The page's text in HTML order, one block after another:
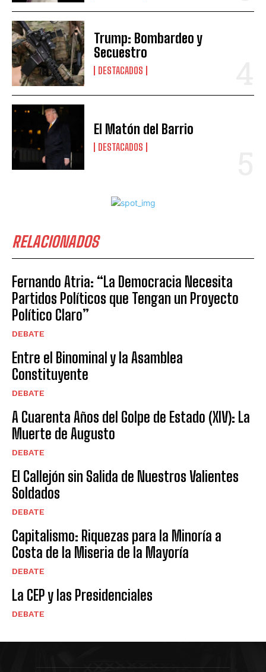
Trump: Bombardeo y
Secuestro
DESTACADOS
El Matón del Barrio
DESTACADOS
RELACIONADOS
Fernando Atria: “La Democracia Necesita
Partidos Políticos que Tengan un Proyecto
Político Claro”
DEBATE
Entre el Binominal y la Asamblea
Constituyente
DEBATE
A Cuarenta Años del Golpe de Estado (XIV): La
Muerte de Augusto
DEBATE
El Callejón sin Salida de Nuestros Valientes
Soldados
DEBATE
Capitalismo: Riquezas para la Minoría a
Costa de la Miseria de la Mayoría
DEBATE
La CEP y las Presidenciales
DEBATE